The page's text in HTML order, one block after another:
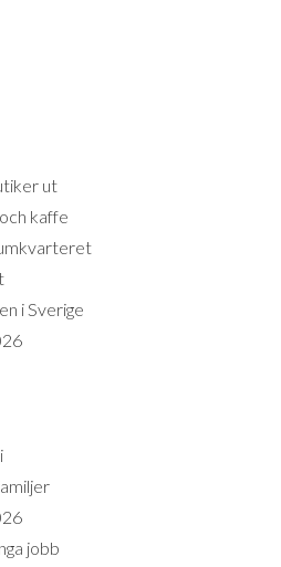
ut
kaffe
i Sverige
jobb